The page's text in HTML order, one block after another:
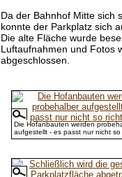
Da der Bahnhof Mitte sich
konnte der Parkplatz sich
Die alte Fläche wurde
Luftaufnahmen und Fotos
abgeschlossen.
Die Hofanbauten werden
aufgestellt - es passt nur nicht so